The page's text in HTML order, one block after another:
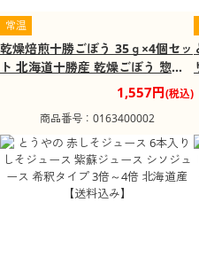
常温
乾燥焙煎十勝ごぼう 35ｇ×4個セッ
ト 北海道十勝産 乾燥ごぼう 惣菜
切干 乾物 牛蒡【送料込み】【お届
1,557円(税込)
商品番号：0163400002